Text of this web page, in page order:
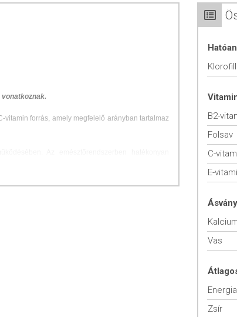
vitamin forrás, amely megfelelő arányban tartalmaz
egyensúlyának helyreállításában, illetve az
Klorofill
B2-
Folsav
C-
E-
Vas
Zsír